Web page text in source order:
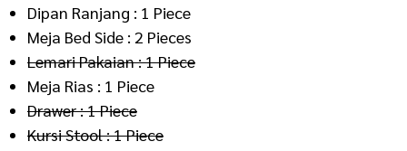
Dipan Ranjang : 1 Piece
Meja Bed Side : 2 Pieces
Lemari Pakaian : 1 Piece
Meja Rias : 1 Piece
Drawer : 1 Piece
Kursi Stool : 1 Piece